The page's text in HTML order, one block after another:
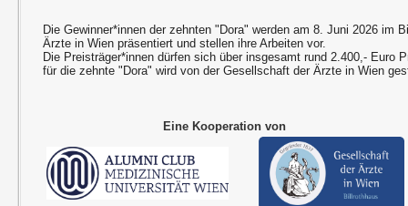
Die Gewinner*innen der zehnten "Dora" werden am 8. Juni 2026 im
Ärzte in Wien präsentiert und stellen ihre Arbeiten vor.
Die Preisträger*innen dürfen sich über insgesamt rund 2.400,- Euro
für die zehnte "Dora" wird von der Gesellschaft der Ärzte in Wien
Eine Kooperation von